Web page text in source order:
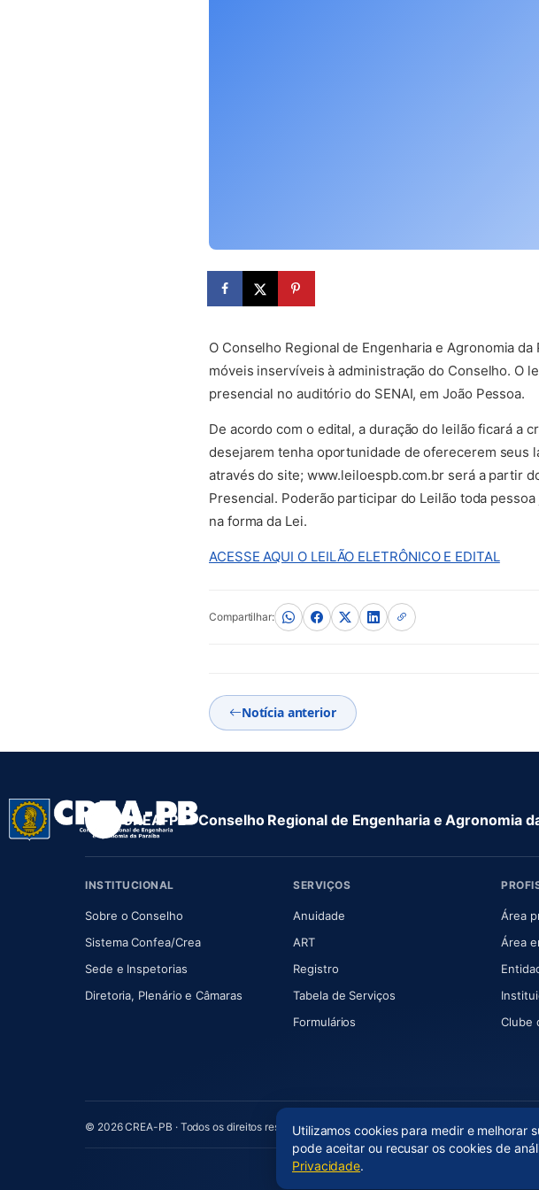
(abre em nova aba)
O Conselho Regional de Engenharia e Agronomia
móveis inservíveis à administração do Conselho. O
presencial no auditório do SENAI, em João Pessoa.
De acordo com o edital, a duração do leilão ficará a
desejarem tenha oportunidade de oferecerem seus
através do site; www.leiloespb.com.br será a partir
Presencial. Poderão participar do Leilão toda
na forma da Lei.
ACESSE AQUI O LEILÃO ELETRÔNICO E EDITAL(abre
Compartilhar:
Notícia anterior
CREA-PB · Conselho Regional de Engenharia e Agronomia
INSTITUCIONAL
Sobre o Conselho(abre em nova aba)
Sistema Confea/Crea(abre em nova aba)
Sede e Inspetorias
Diretoria, Plenário e Câmaras(abre em nova aba)
SERVIÇOS
Anuidade(abre em nova aba)
ART(abre em nova aba)
Registro
Tabela de Serviços
Formulários
Área
Área
Clube
© 2026 CREA-PB · Todos os direitos reservadosUtilizamos cookies para medir e melhorar
pode aceitar ou recusar os cookies de
Privacidade.